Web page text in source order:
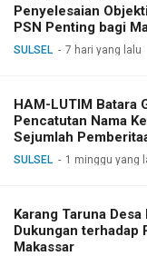
Penyelesaian
PSN Penting bagi
SULSEL 7 hari yang lalu
HAM-LUTIM Batara
Pencatutan Nama
Sejumlah
SULSEL 1 minggu yang
Karang Taruna
Dukungan terhadap
Makassar